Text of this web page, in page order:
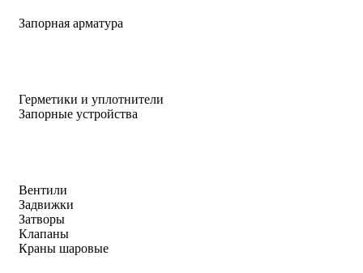
Запорная арматура
Герметики и уплотнители
Запорные устройства
Вентили
Задвижки
Затворы
Клапаны
Краны шаровые